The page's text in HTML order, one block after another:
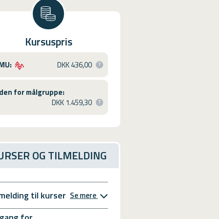
Kursuspris
DKK 436,00
for målgruppe:
DKK 1.459,30
OG TILMELDING
til kurser Se mere